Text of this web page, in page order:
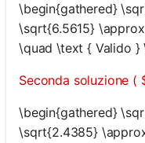
\begin{gathered}
\sqrt{6.5615}
\quad \text { Valido }
Seconda soluzione
\begin{gathered}
\sqrt{2.4385}